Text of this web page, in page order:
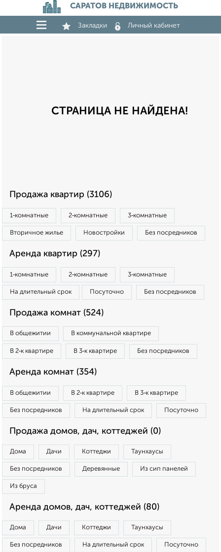
САРАТОВ НЕДВИЖИМОСТЬ
Закладки Личный кабинет
СТРАНИЦА НЕ НАЙДЕНА!
Продажа квартир (3106)
1‑комнатные 2‑комнатные 3‑комнатные
Вторичное жилье Новостройки Без посредников
Аренда квартир (297)
1‑комнатные 2‑комнатные 3‑комнатные
На длительный срок Посуточно Без посредников
Продажа комнат (524)
В общежитии В коммунальной квартире
В 2‑к квартире В 3‑к квартире Без посредников
Аренда комнат (354)
В общежитии В 2‑к квартире В 3‑к квартире
Без посредников На длительный срок Посуточно
Продажа домов, дач, коттеджей (0)
Дома Дачи Коттеджи Таунхаусы
Без посредников Деревянные Из сип панелей
Из бруса
Аренда домов, дач, коттеджей (80)
Дома Дачи Коттеджи Таунхаусы
Без посредников На длительный срок Посуточно